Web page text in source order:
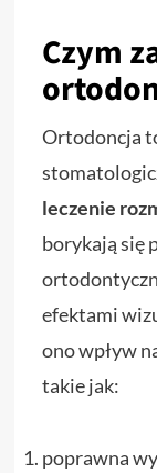
Czym
Ortodoncja
leczenie
borykają się
efektami
ono wpływ
takie jak:
poprawna